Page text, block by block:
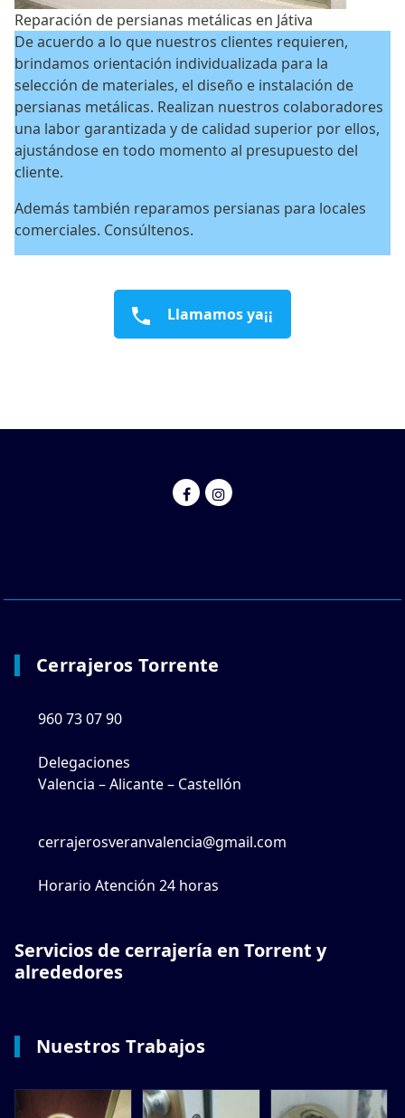
Reparación de persianas metálicas en Játiva
De acuerdo a lo que nuestros clientes requieren,
brindamos orientación individualizada para la
selección de materiales, el diseño e instalación de
persianas metálicas. Realizan nuestros colaboradores
una labor garantizada y de calidad superior por ellos,
ajustándose en todo momento al presupuesto del
cliente.
Además también reparamos persianas para locales
comerciales. Consúltenos.
Llamamos ya¡¡
Cerrajeros Torrente
960 73 07 90
Delegaciones
Valencia – Alicante – Castellón
cerrajerosveranvalencia@gmail.com
Horario Atención 24 horas
Servicios de cerrajería en Torrent y
alrededores
Nuestros Trabajos